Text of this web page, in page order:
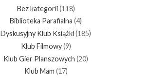
Bez kategorii(118)
Biblioteka Parafialna (4)
Dyskusyjny Klub Książki(185)
Klub Filmowy(9)
Klub Gier Planszowych (20)
Klub Mam (17)